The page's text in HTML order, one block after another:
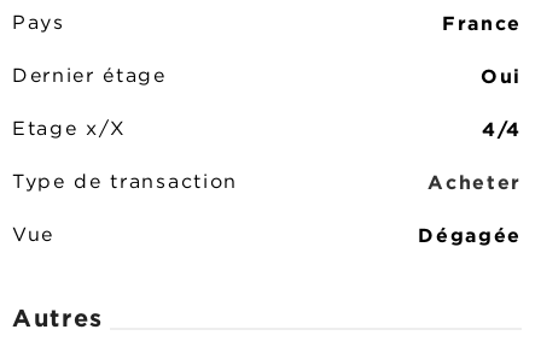
Pays France
Dernier étage Oui
Etage x/X 4/4
Type de transaction Acheter
Vue Dégagée
Autres